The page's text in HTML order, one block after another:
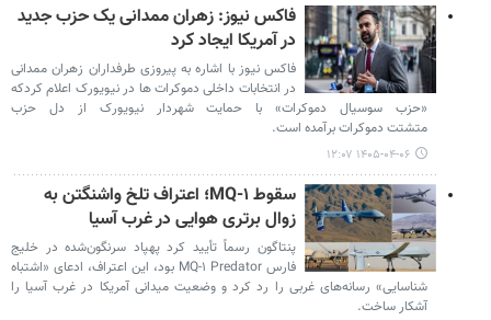
فاکس نیوز: زهران ممدانی یک حزب جدید
در آمریکا ایجاد کرد
فاکس نیوز با اشاره به پیروزی طرفداران زهران ممدانی
در انتخابات داخلی دموکرات ها در نیویورک اعلام کردکه
«حزب سوسیال دموکرات» با حمایت شهردار نیویورک از دل حزب
متشتت دموکرات برآمده است.
۱۴۰۵-۰۴-۰۶ ۱۲:۰۷
سقوط MQ-۱؛ اعتراف تلخ واشنگتن به
زوال برتری هوایی در غرب آسیا
پنتاگون رسماً تأیید کرد پهپاد سرنگون‌شده در خلیج
فارس MQ-۱ Predator بود، این اعتراف، ادعای «اشتباه
شناسایی» رسانه‌های غربی را رد کرد و وضعیت میدانی آمریکا در غرب آسیا را
آشکار ساخت.